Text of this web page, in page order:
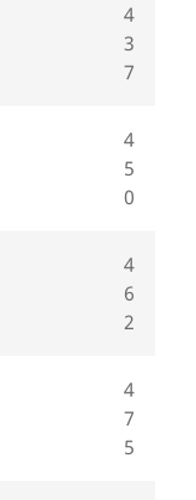
4
3
7
4
5
0
4
6
2
4
7
5